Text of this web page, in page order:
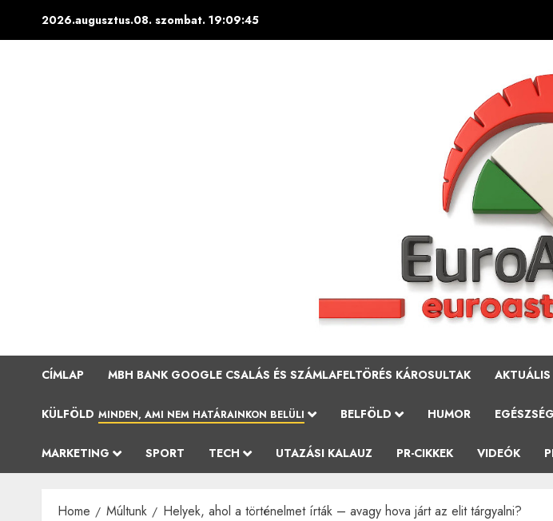
2026.augusztus.08. szombat. 19:09:46
CÍMLAP MBH BANK GOOGLE CSALÁS ÉS SZÁMLAFELTÖRÉS KÁROSULTAK AKTUÁLIS
KÜLFÖLD MINDEN, AMI NEM HATÁRAINKON BELÜLI BELFÖLD HUMOR
MARKETING SPORT TECH UTAZÁSI KALAUZ PR-CIKKEK VIDEÓK
Home Múltunk Helyek, ahol a történelmet írták – avagy hova járt az elit tárgyalni?